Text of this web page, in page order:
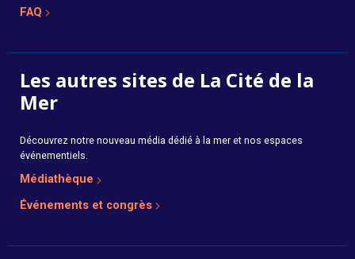
FAQ
Les autres sites de La Cité de la
Mer
Découvrez notre nouveau média dédié à la mer et nos espaces
événementiels.
Médiathèque
Événements et congrès